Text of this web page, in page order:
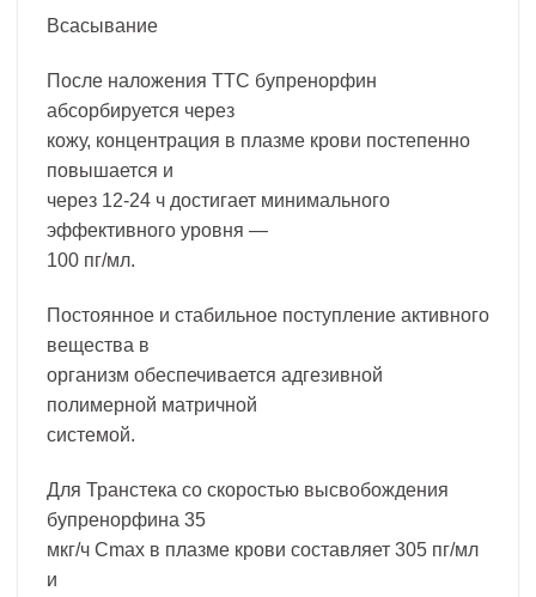
Всасывание
После наложения ТТС бупренорфин
абсорбируется через
кожу, концентрация в плазме крови постепенно
повышается и
через 12-24 ч достигает минимального
эффективного уровня —
100 пг/мл.
Постоянное и стабильное поступление активного
вещества в
организм обеспечивается адгезивной
полимерной матричной
системой.
Для Транстека со скоростью высвобождения
бупренорфина 35
мкг/ч Cmax в плазме крови составляет 305 пг/мл
и